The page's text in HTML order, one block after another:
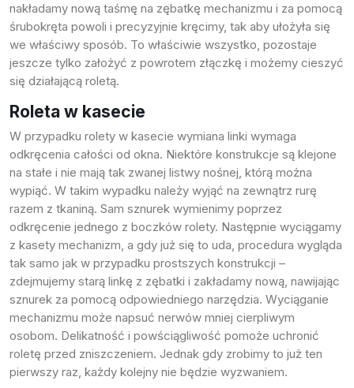
nakładamy nową taśmę na zębatkę mechanizmu i za pomocą
śrubokręta powoli i precyzyjnie kręcimy, tak aby ułożyła się
we właściwy sposób. To właściwie wszystko, pozostaje
jeszcze tylko założyć z powrotem złączkę i możemy cieszyć
się działającą roletą.
Roleta w kasecie
W przypadku rolety w kasecie wymiana linki wymaga
odkręcenia całości od okna. Niektóre konstrukcje są klejone
na stałe i nie mają tak zwanej listwy nośnej, którą można
wypiąć. W takim wypadku należy wyjąć na zewnątrz rurę
razem z tkaniną. Sam sznurek wymienimy poprzez
odkręcenie jednego z boczków rolety. Następnie wyciągamy
z kasety mechanizm, a gdy już się to uda, procedura wygląda
tak samo jak w przypadku prostszych konstrukcji –
zdejmujemy starą linkę z zębatki i zakładamy nową, nawijając
sznurek za pomocą odpowiedniego narzędzia. Wyciąganie
mechanizmu może napsuć nerwów mniej cierpliwym
osobom. Delikatność i powściągliwość pomoże uchronić
roletę przed zniszczeniem. Jednak gdy zrobimy to już ten
pierwszy raz, każdy kolejny nie będzie wyzwaniem.